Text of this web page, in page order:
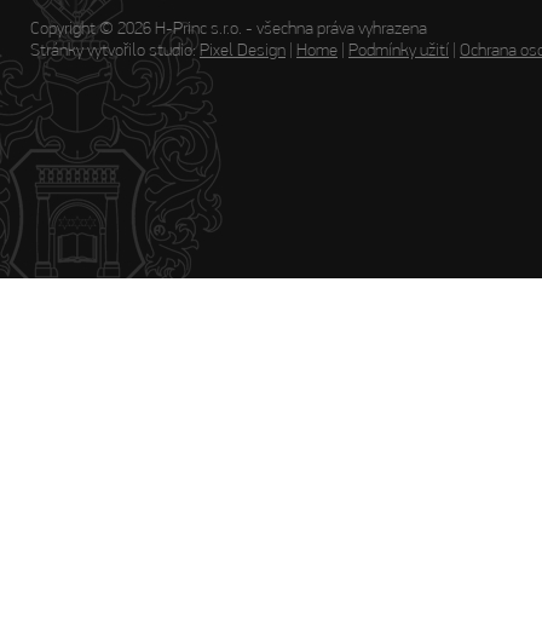
Copyright © 2026 H-Princ s.r.o. - všechna práva vyhrazena
Stránky vytvořilo studio:Pixel Design | Home | Podmínky užití | Ochrana